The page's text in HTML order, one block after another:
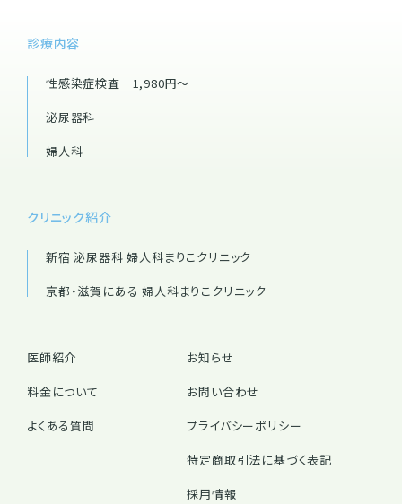
診療内容
性感染症検査 1,980円～
泌尿器科
婦人科
クリニック紹介
新宿 泌尿器科 婦人科まりこクリニック
京都・滋賀にある 婦人科まりこクリニック
医師紹介
料金について
よくある質問
お知らせ
お問い合わせ
プライバシーポリシー
特定商取引法に基づく表記
採用情報